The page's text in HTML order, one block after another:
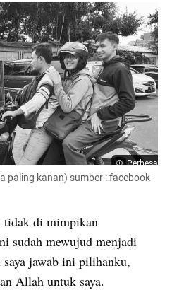
Perbesar
paling kanan) sumber : facebook
tidak di mimpikan
sudah mewujud menjadi
jawab ini pilihanku,
Allah untuk saya.